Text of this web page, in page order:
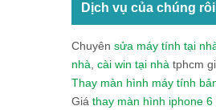
Dịch vụ của chúng rôi
Chuyên sửa máy tính tại
nhà cài win tại nhà tphcm
Thay màn hình máy tính
Giá thay màn hình iphone 6